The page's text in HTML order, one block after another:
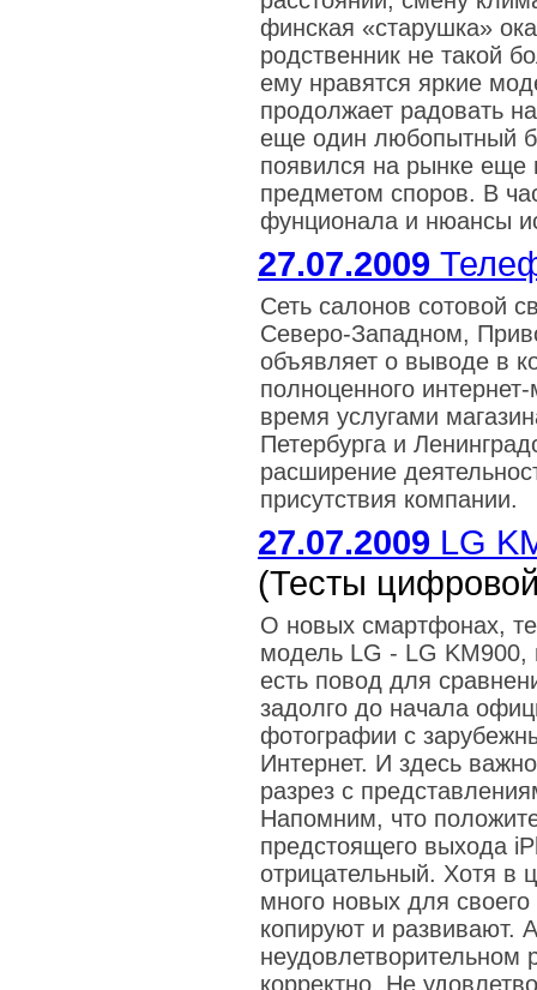
финская «старушка»
родственник не такой
ему нравятся яркие
продолжает радовать
еще один любопытный
появился на рынке еще
предметом споров. В
фунционала и нюансы
27.07.2009
Сеть салонов сотовой
Северо-Западном,
объявляет о выводе в
полноценного
время услугами
Петербурга и
расширение
присутствия компании.
27.07.2009 LG
(Тесты
О новых смартфонах,
модель LG - LG KM900,
есть повод для
задолго до начала
фотографии с
Интернет. И здесь
разрез с
Напомним, что
предстоящего выхода
отрицательный. Хотя в
много новых для
копируют и развивают.
неудовлетворительном
корректно. Не